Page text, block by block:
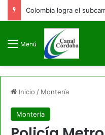
Menú
Inicio / Montería
Montería